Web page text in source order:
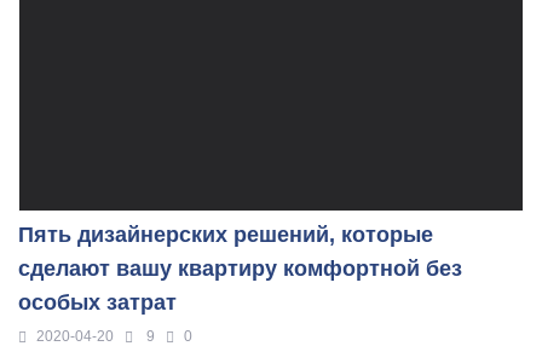
Пять дизайнерских решений, которые
сделают вашу квартиру комфортной без
особых затрат
2020-04-20 9 0